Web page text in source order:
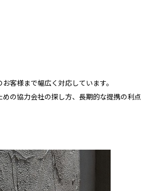
客様まで幅広く対応しています。
の協力会社の探し方、長期的な提携の利点